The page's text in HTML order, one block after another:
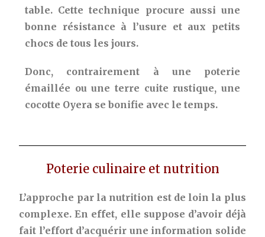
table. Cette technique procure aussi une
bonne résistance à l’usure et aux petits
chocs de tous les jours.
Donc, contrairement à une poterie
émaillée ou une terre cuite rustique, une
cocotte Oyera se bonifie avec le temps.
Poterie culinaire et nutrition
L’approche par la nutrition est de loin la plus
complexe. En effet, elle suppose d’avoir déjà
fait l’effort d’acquérir une information solide